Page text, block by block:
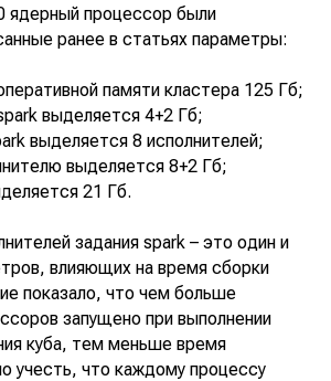
ядерный процессор были
ранее в статьях параметры:
памяти кластера 125 Гб;
выделяется 4+2 Гб;
выделяется 8 исполнителей;
выделяется 8+2 Гб;
21 Гб.
задания spark – это один и
влияющих на время сборки
показало, что чем больше
запущено при выполнении
куба, тем меньше время
учесть, что каждому процессу